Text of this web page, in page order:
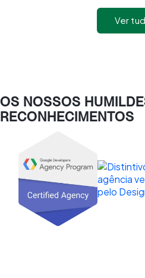
Ver
OS NOSSOS
RECONHECIMENTOS